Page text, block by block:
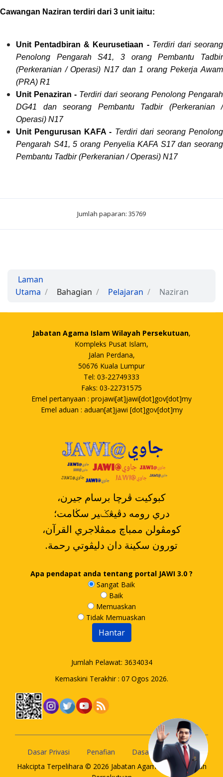
Cawangan Naziran terdiri dari 3 unit iaitu:
Unit Pentadbiran & Keurusetiaan - Terdiri dari seorang
Penolong Pengarah S41, 3 orang Pembantu Tadbir
(Perkeranian / Operasi) N17 dan 1 orang Pekerja Awam
(PRA) R1
Unit Penaziran - Terdiri dari seorang Penolong Pengarah
DG41 dan seorang Pembantu Tadbir (Perkeranian /
Operasi) N17
Unit Pengurusan KAFA - Terdiri dari seorang Penolong
Pengarah S41, 5 orang Penyelia KAFA S17 dan seorang
Pembantu Tadbir (Perkeranian / Operasi) N17
Jumlah paparan: 35769
Laman
Utama
Bahagian Pelajaran Naziran
Jabatan Agama Islam Wilayah Persekutuan,
Kompleks Pusat Islam,
Jalan Perdana,
50676 Kuala Lumpur
Tel: 03-22749333
Faks: 03-22731575
Emel pertanyaan : projawi[at]jawi[dot]gov[dot]my
Emel aduan : aduan[at]jawi [dot]gov[dot]my
،کبوکيت ڤرچا برسام جيرن
دري رومه دڤيڠݢير سڬامت؛
،کومڤولن ممباچ ممڤلاجري القرآن
.تورون سکينة دان دليڤوتي رحمة
Apa pendapat anda tentang portal JAWI 3.0 ?
Sangat Baik
Baik
Memuaskan
Tidak Memuaskan
Jumlah Pelawat: 3634034
Kemaskini Terakhir : 07 Ogos 2026.
Dasar Privasi Penafian
Dasar Keselamatan
Hakcipta Terpelihara © 2026 Jabatan Agama Islam Wilayah